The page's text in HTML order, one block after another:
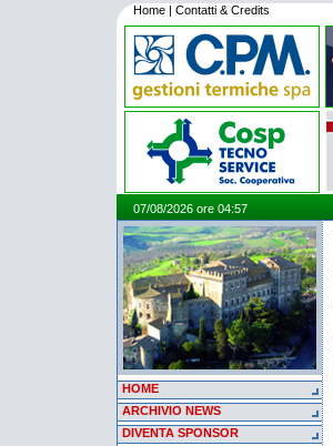
Home | Contatti & Credits
07/08/2026 ore 04:57
HOME
ARCHIVIO NEWS
DIVENTA SPONSOR